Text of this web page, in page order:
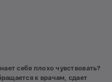
себя плохо чувствовать?
к врачам, сдает